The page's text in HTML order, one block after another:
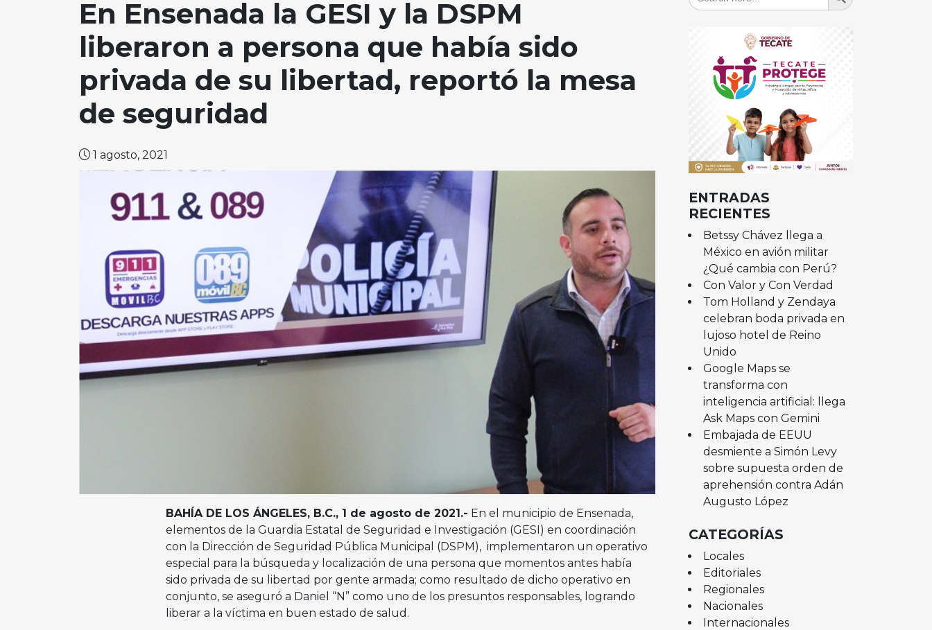
En Ensenada la GESI y la DSPM
liberaron a persona que había sido
privada de su libertad, reportó la mesa
de seguridad
1 agosto, 2021
BAHÍA DE LOS ÁNGELES, B.C., 1 de agosto de 2021.- En el municipio de Ensenada,
elementos de la Guardia Estatal de Seguridad e Investigación (GESI) en coordinación
con la Dirección de Seguridad Pública Municipal (DSPM), implementaron un operativo
especial para la búsqueda y localización de una persona que momentos antes había
sido privada de su libertad por gente armada; como resultado de dicho operativo en
conjunto, se aseguró a Daniel “N” como uno de los presuntos responsables, logrando
liberar a la víctima en buen estado de salud.
ENTRADAS
RECIENTES
Betssy Chávez llega a
México en avión militar
¿Qué cambia con Perú?
Con Valor y Con Verdad
Tom Holland y Zendaya
celebran boda privada en
lujoso hotel de Reino
Unido
Google Maps se
transforma con
inteligencia artificial: llega
Ask Maps con Gemini
Embajada de EEUU
desmiente a Simón Levy
sobre supuesta orden de
aprehensión contra Adán
Augusto López
CATEGORÍAS
Locales
Editoriales
Regionales
Nacionales
Internacionales